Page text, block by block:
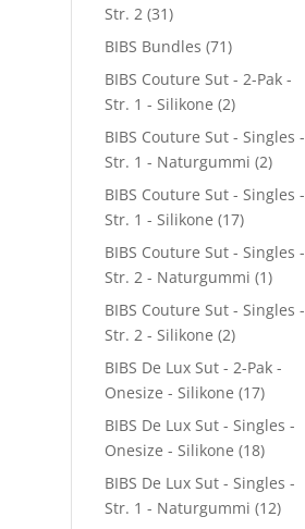
Str. 2 (31)
BIBS Bundles (71)
BIBS Couture Sut - 2-Pak -
Str. 1 - Silikone (2)
BIBS Couture Sut - Singles -
Str. 1 - Naturgummi (2)
BIBS Couture Sut - Singles -
Str. 1 - Silikone (17)
BIBS Couture Sut - Singles -
Str. 2 - Naturgummi (1)
BIBS Couture Sut - Singles -
Str. 2 - Silikone (2)
BIBS De Lux Sut - 2-Pak -
Onesize - Silikone (17)
BIBS De Lux Sut - Singles -
Onesize - Silikone (18)
BIBS De Lux Sut - Singles -
Str. 1 - Naturgummi (12)